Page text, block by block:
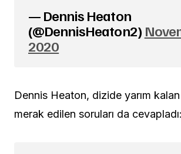
— Dennis Heaton
(@DennisHeaton2)
2020
Dennis Heaton, dizide yarım
merak edilen soruları da cevapladı: